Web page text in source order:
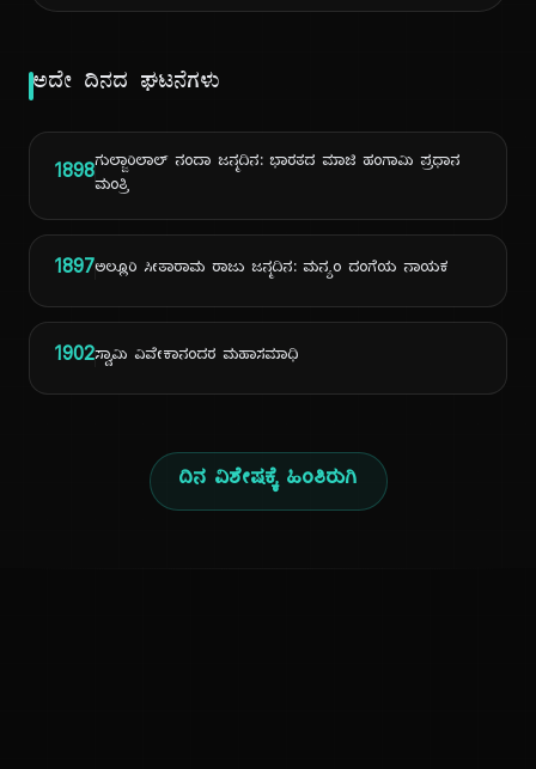
ಅದೇ ದಿನದ ಘಟನೆಗಳು
1898ಗುಲ್ಜಾರಿಲಾಲ್ ನಂದಾ ಜನ್ಮದಿನ: ಭಾರತದ ಮಾಜಿ ಹಂಗಾಮಿ ಪ್ರಧಾನ
ಮಂತ್ರಿ
1897ಅಲ್ಲೂರಿ ಸೀತಾರಾಮ ರಾಜು ಜನ್ಮದಿನ: ಮನ್ಯಂ ದಂಗೆಯ ನಾಯಕ
1902ಸ್ವಾಮಿ ವಿವೇಕಾನಂದರ ಮಹಾಸಮಾಧಿ
ದಿನ ವಿಶೇಷಕ್ಕೆ ಹಿಂತಿರುಗಿ